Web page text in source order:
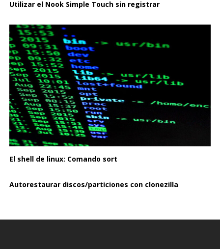
Utilizar el Nook Simple Touch sin registrar
El shell de linux: Comando sort
Autorestaurar discos/particiones con clonezilla